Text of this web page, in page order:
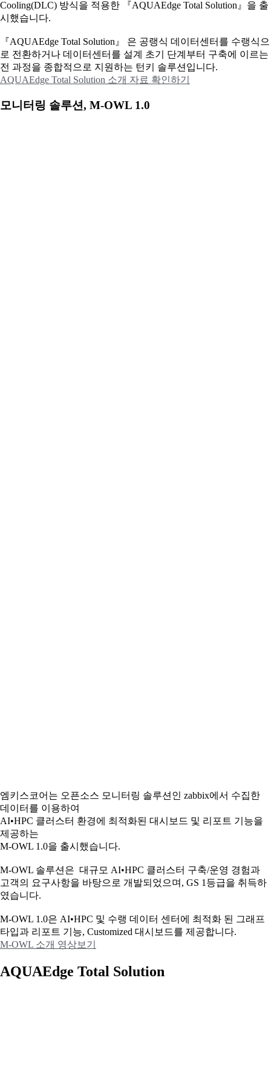
Cooling(DLC) 방식을 적용한 『AQUAEdge Total Solution』을 출
시했습니다.
『AQUAEdge Total Solution』 은 공랭식 데이터센터를 수랭식으
로 전환하거나 데이터센터를 설계 초기 단계부터 구축에 이르는
전 과정을 종합적으로 지원하는 턴키 솔루션입니다.
AQUAEdge Total Solution 소개 자료 확인하기
모니터링 솔루션, M-OWL 1.0
엠키스코어는 오픈소스 모니터링 솔루션인 zabbix에서 수집한
데이터를 이용하여
AI•HPC 클러스터 환경에 최적화된 대시보드 및 리포트 기능을
제공하는
M-OWL 1.0을 출시했습니다.
M-OWL 솔루션은 대규모 AI•HPC 클러스터 구축/운영 경험과
고객의 요구사항을 바탕으로 개발되었으며, GS 1등급을 취득하
였습니다.
M-OWL 1.0은 AI•HPC 및 수랭 데이터 센터에 최적화 된 그래프
타입과 리포트 기능, Customized 대시보드를 제공합니다.
M-OWL 소개 영상보기
AQUAEdge Total Solution